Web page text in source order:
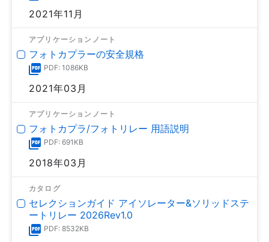
2021年11月
アプリケーションノート
フォトカプラーの安全規格
PDF: 1086KB
2021年03月
アプリケーションノート
フォトカプラ/フォトリレー 用語説明
PDF: 691KB
2018年03月
カタログ
セレクションガイド アイソレーター&ソリッドステ
ートリレー 2026Rev1.0
PDF: 8532KB